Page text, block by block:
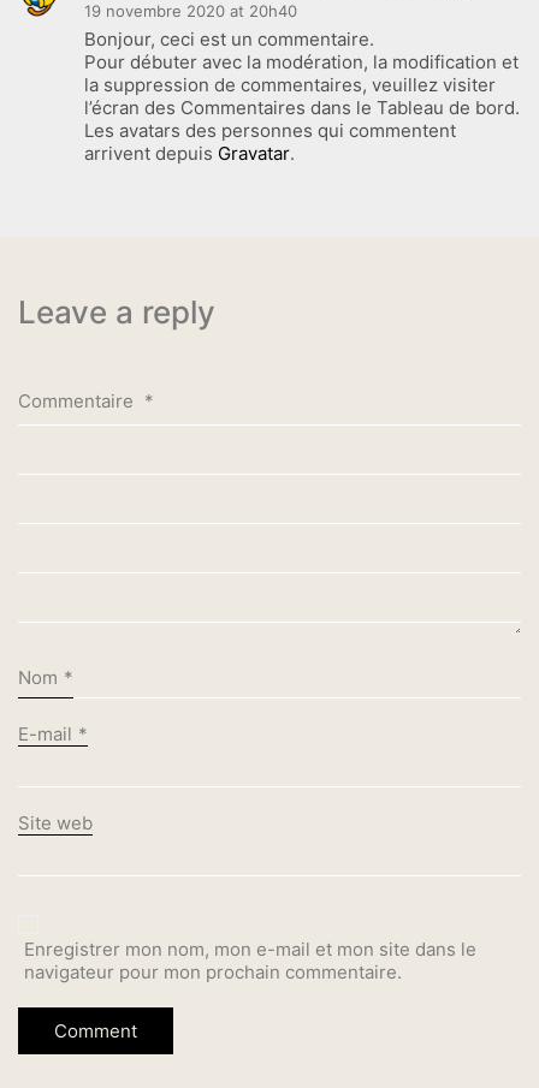
19 novembre 2020 at 20h40
Bonjour, ceci est un commentaire.
Pour débuter avec la modération, la modification et
la suppression de commentaires, veuillez visiter
l’écran des Commentaires dans le Tableau de bord.
Les avatars des personnes qui commentent
arrivent depuis Gravatar.
Leave a reply
Commentaire *
Nom *
E-mail *
Site web
Enregistrer mon nom, mon e-mail et mon site dans le
navigateur pour mon prochain commentaire.